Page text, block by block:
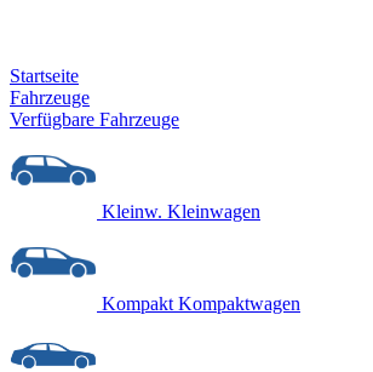
Startseite
Fahrzeuge
Verfügbare Fahrzeuge
Kleinw. Kleinwagen
Kompakt Kompaktwagen